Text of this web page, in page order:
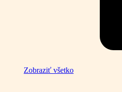
Zobraziť všetko